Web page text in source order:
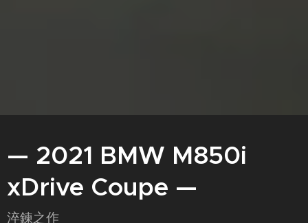
— 2021 BMW M850i
xDrive Coupe —
淬鍊之作